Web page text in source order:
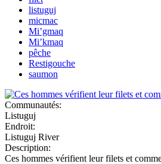
listuguj
micmac
Mi’gmaq
Mi’kmaq
pêche
Restigouche
saumon
Communautés:
Listuguj
Endroit:
Listuguj River
Description:
Ces hommes vérifient leur filets et